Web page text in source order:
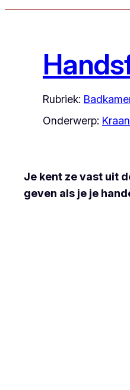
Rubriek:
Onderwerp: Kraan
Je kent ze vast uit
geven als je je